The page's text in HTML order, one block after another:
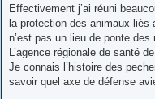
g
Effectivement j’ai réuni
la protection des animaux liés
n’est pas un lieu de ponte
L’agence régionale de santé
Je connais l’histoire des
savoir quel axe de défense